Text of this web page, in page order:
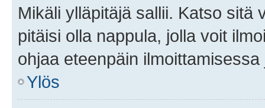
Mikäli ylläpitäjä sallii. Katso sitä
pitäisi olla nappula, jolla voit
ohjaa eteenpäin
Ylös